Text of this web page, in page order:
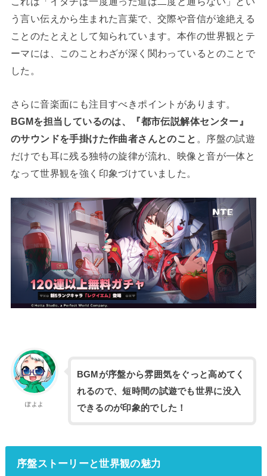
う言い伝えから生まれた言葉で、交際や音信が途絶える
ことのたとえとして知られています。本作の世界観とテ
ーマには、このことわざが深く関わっているとのことで
した。
さらに音楽面にも注目すべきポイントがあります。
BGMを担当しているのは、『都市伝説解体センター』
のサウンドを手掛けた作曲者さんとのこと
。序盤の試遊
だけでも耳に残る独特の旋律が流れ、映像と音が一体と
なって世界観を強く印象づけていました。
ぽよよ
BGMが序盤から雰囲気をぐっと高めてく
れるので、短時間の試遊でも世界に没入
できるのが印象的でした！
序盤ストーリーと世界観の魅力